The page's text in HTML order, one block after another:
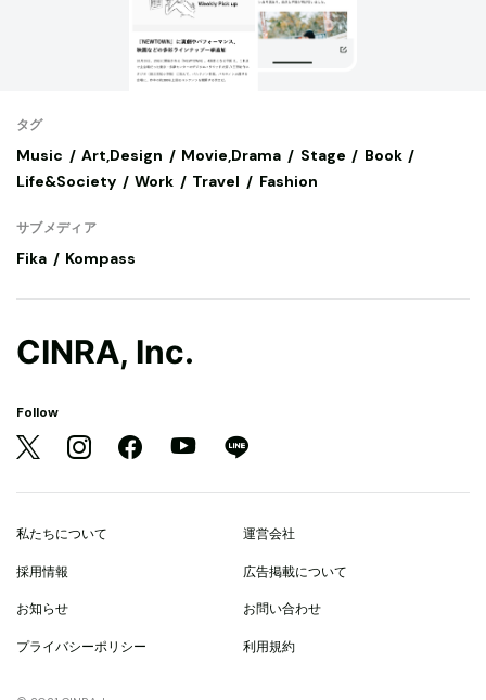
タグ
Music Art,Design Movie,Drama Stage
Book
Life&Society
Work Travel Fashion
サブメディア
Fika Kompass
CINRA, Inc.
Follow
私たちについて 運営会社
採用情報 広告掲載について
お知らせ お問い合わせ
プライバシーポリシー 利用規約